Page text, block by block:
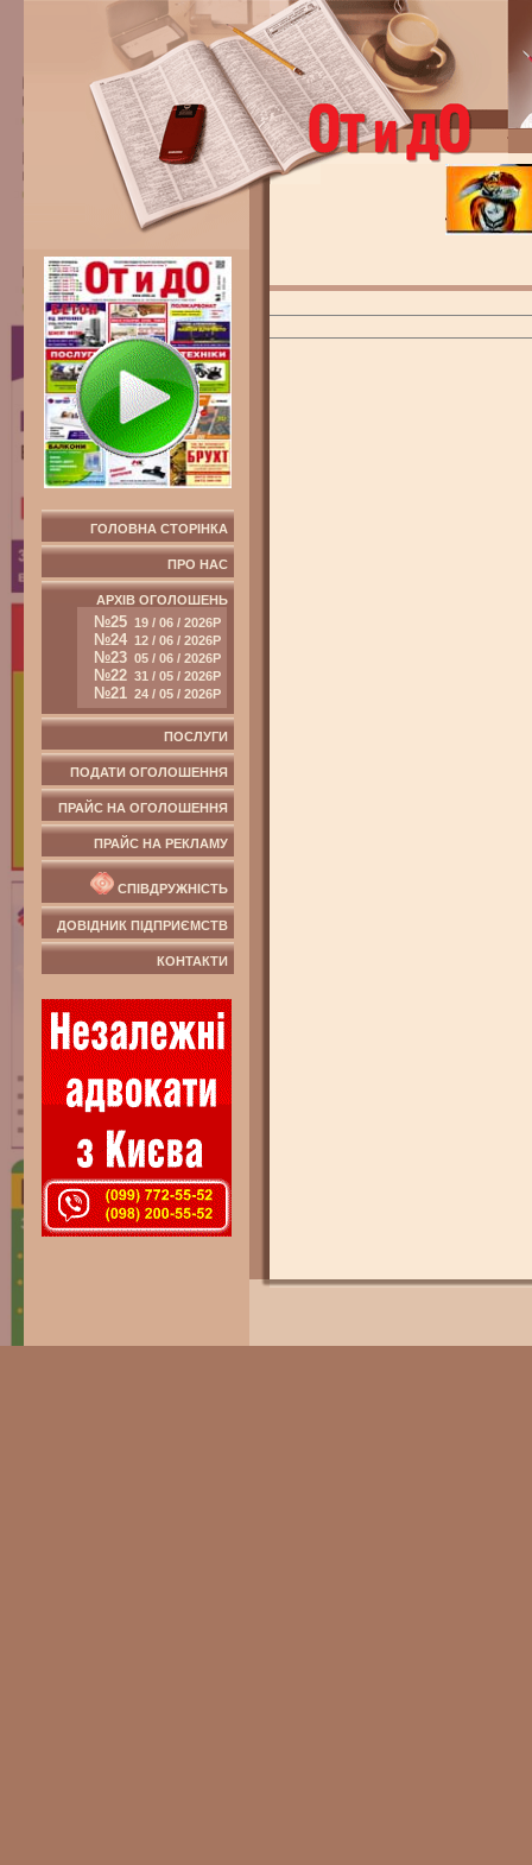
ГОЛОВНА СТОРІНКА
ПРО НАС
АРХІВ ОГОЛОШЕНЬ
№25 19 / 06 / 2026Р
№24 12 / 06 / 2026Р
№23 05 / 06 / 2026Р
№22 31 / 05 / 2026Р
№21 24 / 05 / 2026Р
ПОСЛУГИ
ПОДАТИ ОГОЛОШЕННЯ
ПРАЙС НА ОГОЛОШЕННЯ
ПРАЙС НА РЕКЛАМУ
СПІВДРУЖНІСТЬ
ДОВІДНИК ПІДПРИЄМСТВ
КОНТАКТИ